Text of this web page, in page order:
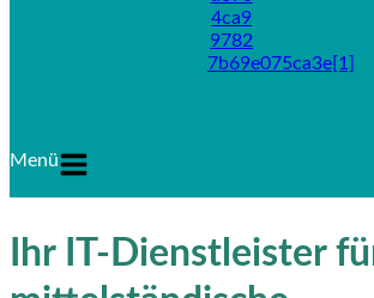
Menü
Ihr IT-Dienstleister